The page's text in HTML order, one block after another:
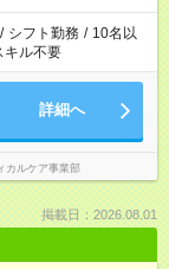
/ シフト勤務 / 10名以
キル不要
詳細へ
カルケア事業部
掲載日：2026.08.01